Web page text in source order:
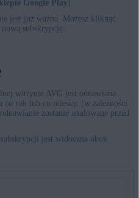
Google Play ).
jest już ważna. Możesz kliknąć
subskrypcję.
witrynie AVG jest odnawiana
co rok lub co miesiąc (w zależności
zostanie anulowane przed
jest widoczna obok